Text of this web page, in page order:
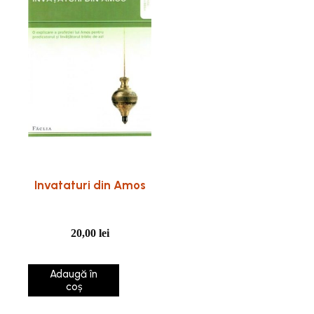
Invataturi din Amos
20,00 lei
Adaugă în
coș